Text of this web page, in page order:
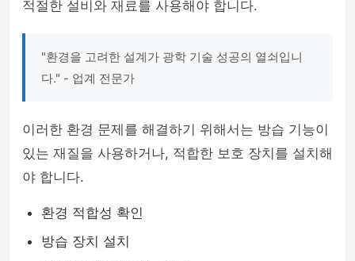
적절한 설비와 재료를 사용해야 합니다.
"환경을 고려한 설계가 광학 기술 성공의 열쇠입니
다." - 업계 전문가
이러한 환경 문제를 해결하기 위해서는 방습 기능이
있는 재질을 사용하거나, 적합한 보호 장치를 설치해
야 합니다.
환경 적합성 확인
방습 장치 설치